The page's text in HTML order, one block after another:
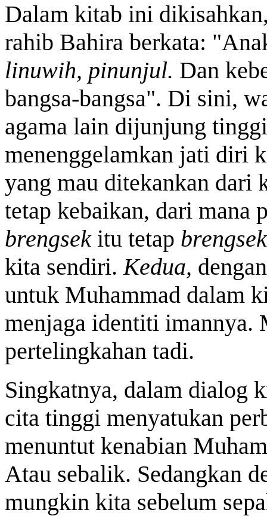
Dalam kitab ini
rahib Bahira berkata:
linuwih, pinunjul. Dan
bangsa-bangsa". Di sini,
agama lain dijunjung
menenggelamkan jati diri
yang mau ditekankan dari
tetap kebaikan, dari mana
brengsek itu tetap
kita sendiri.Kedua,
untuk Muhammad dalam
menjaga identiti imannya.
pertelingkahan tadi.
Singkatnya, dalam dialog
cita tinggi menyatukan
menuntut kenabian
Atau sebalik. Sedangkan
mungkin kita sebelum